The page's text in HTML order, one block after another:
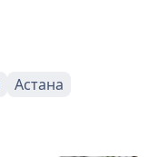
Астана